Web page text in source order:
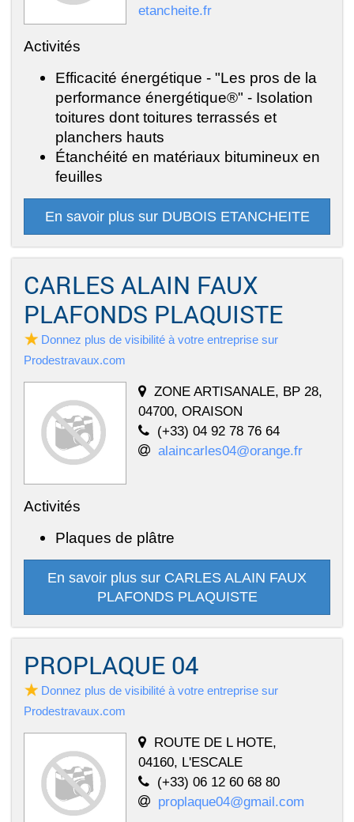
etancheite.fr
Activités
Efficacité énergétique - "Les pros de la
performance énergétique®" - Isolation
toitures dont toitures terrassés et
planchers hauts
Étanchéité en matériaux bitumineux en
feuilles
En savoir plus sur DUBOIS ETANCHEITE
CARLES ALAIN FAUX
PLAFONDS PLAQUISTE
Donnez plus de visibilité à votre entreprise sur
Prodestravaux.com
ZONE ARTISANALE, BP 28,
04700, ORAISON
(+33) 04 92 78 76 64
alaincarles04@orange.fr
Activités
Plaques de plâtre
En savoir plus sur CARLES ALAIN FAUX
PLAFONDS PLAQUISTE
PROPLAQUE 04
Donnez plus de visibilité à votre entreprise sur
Prodestravaux.com
ROUTE DE L HOTE,
04160, L'ESCALE
(+33) 06 12 60 68 80
proplaque04@gmail.com